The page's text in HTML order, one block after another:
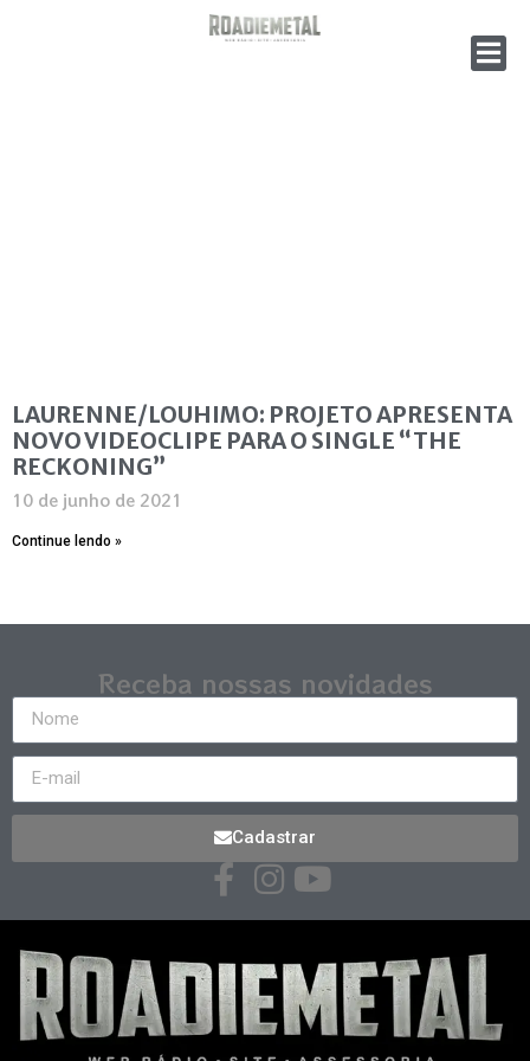
LAURENNE/LOUHIMO: PROJETO APRESENTA
NOVO VIDEOCLIPE PARA O SINGLE “THE
RECKONING”
10 de junho de 2021
Continue lendo »
Receba nossas novidades
Cadastrar